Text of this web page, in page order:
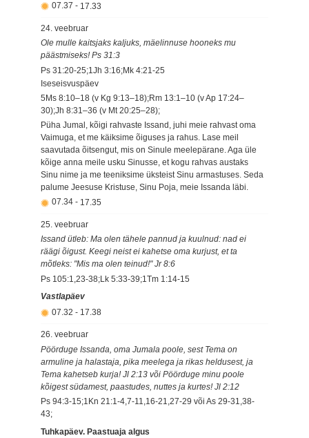
07.37 - 17.33
24. veebruar
Ole mulle kaitsjaks kaljuks, mäelinnuse hooneks mu
päästmiseks! Ps 31:3
Ps 31:20-25;1Jh 3:16;Mk 4:21-25
Iseseisvuspäev
5Ms 8:10–18 (v Kg 9:13–18);Rm 13:1–10 (v Ap 17:24–
30);Jh 8:31–36 (v Mt 20:25–28);
Püha Jumal, kõigi rahvaste Issand, juhi meie rahvast oma
Vaimuga, et me käiksime õiguses ja rahus. Lase meil
saavutada õitsengut, mis on Sinule meelepärane. Aga üle
kõige anna meile usku Sinusse, et kogu rahvas austaks
Sinu nime ja me teeniksime üksteist Sinu armastuses. Seda
palume Jeesuse Kristuse, Sinu Poja, meie Issanda läbi.
07.34 - 17.35
25. veebruar
Issand ütleb: Ma olen tähele pannud ja kuulnud: nad ei
räägi õigust. Keegi neist ei kahetse oma kurjust, et ta
mõtleks: "Mis ma olen teinud!" Jr 8:6
Ps 105:1,23-38;Lk 5:33-39;1Tm 1:14-15
Vastlapäev
07.32 - 17.38
26. veebruar
Pöörduge Issanda, oma Jumala poole, sest Tema on
armuline ja halastaja, pika meelega ja rikas heldusest, ja
Tema kahetseb kurja! Jl 2:13 või Pöörduge minu poole
kõigest südamest, paastudes, nuttes ja kurtes! Jl 2:12
Ps 94:3-15;1Kn 21:1-4,7-11,16-21,27-29 või As 29-31,38-
43;
Tuhkapäev. Paastuaja algus